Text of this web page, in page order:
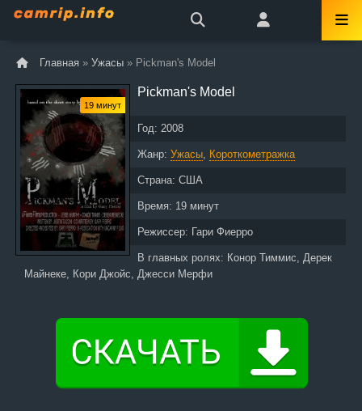
Главная » Ужасы » Pickman's Model
19 минут
Pickman's Model
Год: 2008
Жанр: Ужасы, Короткометражка
Страна: США
Время: 19 минут
Режиссер: Гари Фиерро
В главных ролях: Конор Тиммис, Дерек
Майнеке, Кори Джойс, Джесси Мерфи